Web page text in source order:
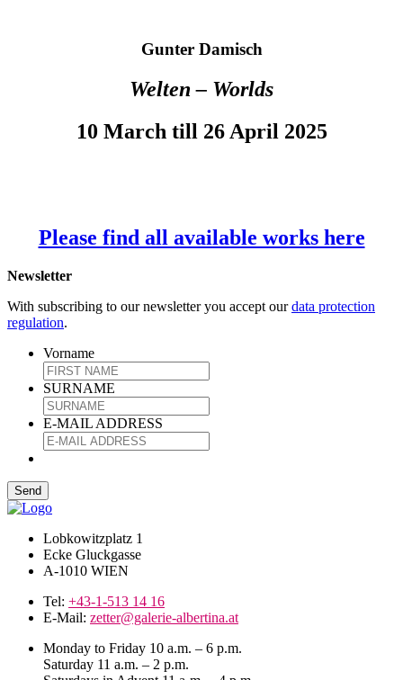
Gunter Damisch
Welten – Worlds
10 March till 26 April 2025
Please find all available works here
Newsletter
With subscribing to our newsletter you accept ourdata protection
regulation.
Vorname
SURNAME
E-MAIL ADDRESS
Lobkowitzplatz 1
Ecke Gluckgasse
A-1010 WIEN
Tel: +43-1-513 14 16
E-Mail: zetter@galerie-albertina.at
Monday to Friday 10 a.m. – 6 p.m.
Saturday 11 a.m. – 2 p.m.